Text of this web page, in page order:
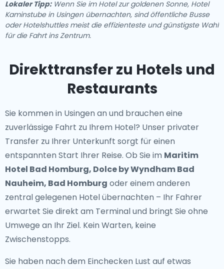
Lokaler Tipp:Wenn Sie im Hotel zur goldenen Sonne, Hotel
Kaminstube in Usingen übernachten, sind öffentliche Busse
oder Hotelshuttles meist die effizienteste und günstigste Wahl
für die Fahrt ins Zentrum.
Direkttransfer zu Hotels und
Restaurants
Sie kommen in Usingen an und brauchen eine
zuverlässige Fahrt zu Ihrem Hotel? Unser privater
Transfer zu Ihrer Unterkunft sorgt für einen
entspannten Start Ihrer Reise. Ob Sie im Maritim
Hotel Bad Homburg, Dolce by Wyndham Bad
Nauheim, Bad Homburg oder einem anderen
zentral gelegenen Hotel übernachten – Ihr Fahrer
erwartet Sie direkt am Terminal und bringt Sie ohne
Umwege an Ihr Ziel. Kein Warten, keine
Zwischenstopps.
Sie haben nach dem Einchecken Lust auf etwas